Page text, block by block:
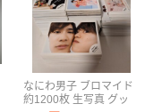
なにわ男子 ブロマイド
約1200枚 生写真 グッ